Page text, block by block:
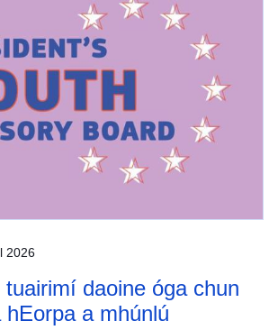
2026
daoine óga chun
a mhúnlú